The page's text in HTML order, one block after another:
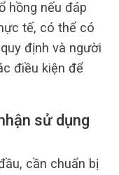
hồng nếu đáp
tế, có thể có
định và người
điều kiện để
sử dụng
cần chuẩn bị